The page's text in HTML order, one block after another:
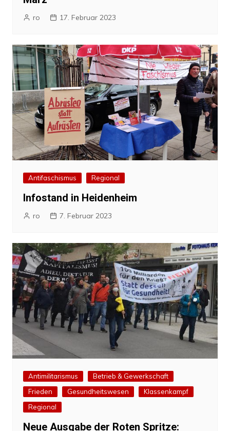
ro 17. Februar 2023
Antifaschismus Regional
Infostand in Heidenheim
ro 7. Februar 2023
Antimilitarismus
Betrieb & Gewerkschaft
Frieden
Gesundheitswesen
Klassenkampf
Regional
Neue Ausgabe der Roten Spritze: